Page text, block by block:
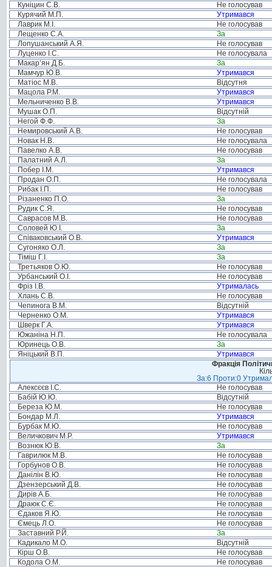
Куніцин С.В.
Не голосував
Курячий М.П.
Утримався
Лаврик М.І.
Не голосував
Лещенко С.А.
За
Лопушанський А.Я.
Не голосував
Луценко І.С.
Не голосувала
Макар’ян Д.Б.
За
Мамчур Ю.В.
Утримався
Матіос М.В.
Відсутня
Мацола Р.М.
Утримався
Мельниченко В.В.
Утримався
Мушак О.П.
Відсутній
Негой Ф.Ф.
За
Немировський А.В.
Не голосував
Новак Н.В.
Не голосувала
Павелко А.В.
Не голосував
Палатний А.Л.
За
Побер І.М.
Утримався
Продан О.П.
Не голосувала
Рибак І.П.
Не голосував
Різаненко П.О.
За
Рудик С.Я.
Не голосував
Саврасов М.В.
Не голосував
Соловей Ю.І.
За
Співаковський О.В.
Утримався
Сугоняко О.Л.
За
Тіміш Г.І.
За
Третьяков О.Ю.
Не голосував
Урбанський О.І.
Не голосував
Фріз І.В.
Утрималась
Хлань С.В.
Не голосував
Чепинога В.М.
Відсутній
Черненко О.М.
Утримався
Шверк Г.А.
Утримався
Южаніна Н.П.
Не голосувала
Юринець О.В.
За
Яніцький В.П.
Утримався
Фракція
За:6 Проти:0
Алексєєв І.С.
Не голосував
Бабій Ю.Ю.
Відсутній
Береза Ю.М.
Не голосував
Бондар М.Л.
Утримався
Бурбак М.Ю.
Не голосував
Величкович М.Р.
Утримався
Вознюк Ю.В.
За
Гаврилюк М.В.
Не голосував
Горбунов О.В.
Не голосував
Данілін В.Ю.
Не голосував
Дзензерський Д.В.
Не голосував
Дирів А.Б.
Не голосував
Драюк С.Є.
Не голосував
Єдаков Я.Ю.
Не голосував
Ємець Л.О.
Не голосував
Заставний Р.Й.
За
Кадикало М.О.
Відсутній
Кірш О.В.
Не голосував
Кодола О.М.
Не голосував